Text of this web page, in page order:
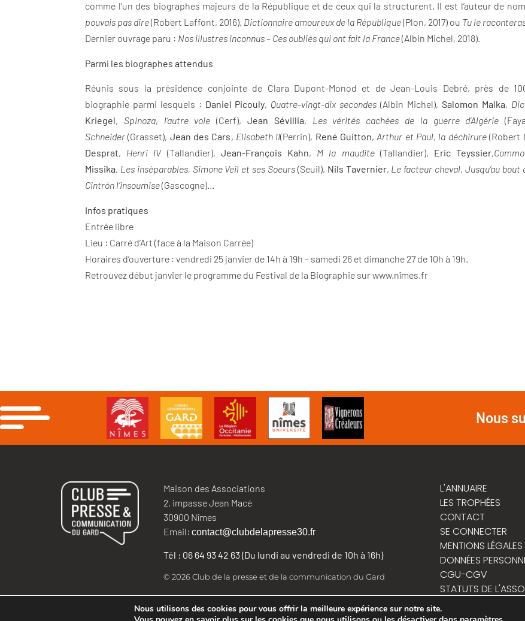
comme l’un des biographes majeurs de la République et de ceux qui la structurent. Il est l’auteur de
pouvais pas dire(Robert Laffont, 2016), Dictionnaire amoureux de la République(Plon, 2017) ou Tu le
Dernier ouvrage paru : Nos illustres inconnus – Ces oubliés qui ont fait la France(Albin Michel, 2018).
Parmi les biographes attendus
Réunis sous la présidence conjointe de Clara Dupont-Monod et de Jean-Louis Debré, près de
biographie parmi lesquels : Daniel Picouly, Quatre-vingt-dix secondes (Albin Michel), Salomon Malka,
Kriegel, Spinoza, l’autre voie (Cerf), Jean Sévillia, Les vérités cachées de la guerre d’Algérie
Schneider (Grasset), Jean des Cars, Elisabeth II(Perrin), René Guitton,Arthur et Paul, la déchirure(Robert
Desprat, Henri IV(Tallandier), Jean-François Kahn, M la maudite(Tallandier), Eric Teyssier,
Missika, Les inséparables, Simone Veil et ses Soeurs (Seuil), Nils Tavernier, Le facteur cheval.Jusqu’au bout
Cintrón l’insoumise(Gascogne)…
Infos pratiques
Entrée libre
Lieu : Carré d’Art (face à la Maison Carrée)
Horaires d’ouverture : vendredi 25 janvier de 14h à 19h – samedi 26 et dimanche 27 de 10h à 19h.
Retrouvez début janvier le programme du Festival de la Biographie sur www.nîmes.fr
Nous
Maison des Associations
2, impasse Jean Macé
30900 Nîmes
Email: contact@clubdelapresse30.fr
Tél : 06 64 93 42 63 (Du lundi au vendredi de 10h à 16h)
© 2026 Club de la presse et de la communication du Gard
L'ANNUAIRE
LES TROPHÉES
CONTACT
SE CONNECTER
MENTIONS LÉGALES
DONNÉES
CGU-CGV
STATUTS DE
Nous utilisons des cookies pour vous offrir la meilleure expérience sur notre site.